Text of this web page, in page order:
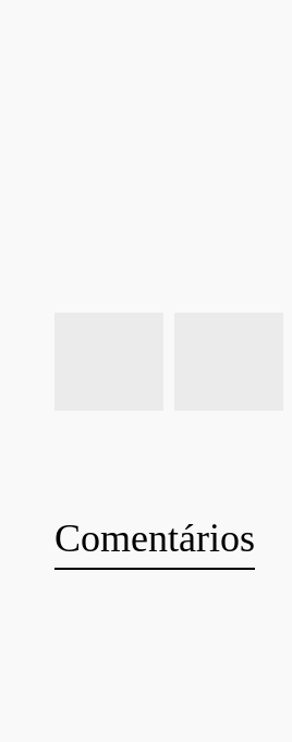
Comentários